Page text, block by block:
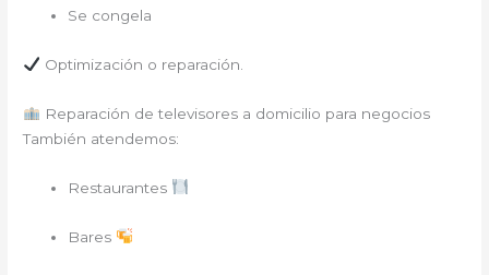
Se congela
Optimización o reparación.
Reparación de televisores a domicilio para negocios
También atendemos:
Restaurantes
Bares